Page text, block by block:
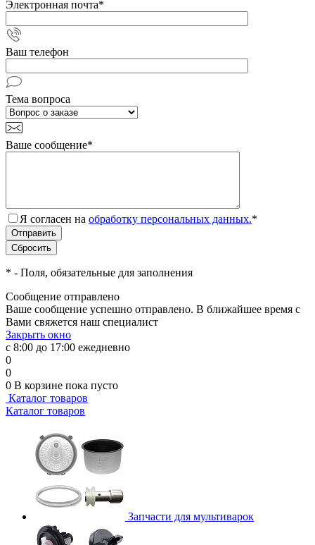
Электронная почта*
Ваш телефон
Тема вопроса
Ваше сообщение*
Я согласен на обработку персональных данных.*
* - Поля, обязательные для заполнения
Сообщение отправлено
Ваше сообщение успешно отправлено. В ближайшее время с
Вами свяжется наш специалист
Закрыть окно
с 8:00 до 17:00 ежедневно
0
0
0 В корзине пока пусто
Каталог товаров
Каталог товаров
Запчасти для мультиварок